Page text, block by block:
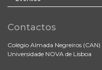
Contactos
Colégio Almada Negreiros (CAN)
Universidade NOVA de Lisboa